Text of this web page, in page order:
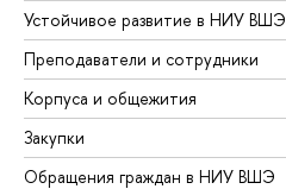
Устойчивое развитие в НИУ ВШЭ
Преподаватели и сотрудники
Корпуса и общежития
Закупки
Обращения граждан в НИУ ВШЭ